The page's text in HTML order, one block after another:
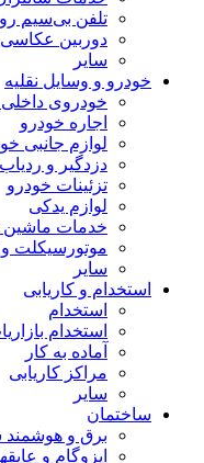
تلفن بی‌سیم
دوربین عکاسی
سایر
خودرو و وسایل نقلیه
خودروی
اجاره خودرو
لوازم جانبی
دزدگیر و ردیاب
تزئینات خودرو
لوازم یدکی
خدمات ماشین
موتورسیکلت و
سایر
استخدام و کاریابی
استخدام
استخدام
آماده به کار
مراکز کاریابی
سایر
ساختمان
برق و
ایزوگام و